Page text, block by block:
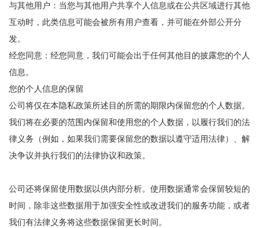
与其他用户：当您与其他用户共享个人信息或在公共区域进行其他
互动时，此类信息可能会被所有用户查看，并可能在外部公开分
发。
经您同意：经您同意，我们可能会出于任何其他目的披露您的个人
信息。
您的个人信息的保留
公司将仅在本隐私政策所述目的所需的期限内保留您的个人数据。
我们将在必要的范围内保留和使用您的个人数据，以履行我们的法
律义务（例如，如果我们需要保留您的数据以遵守适用法律）、解
决争议并执行我们的法律协议和政策。
公司还将保留使用数据以供内部分析。使用数据通常会保留较短的
时间，除非这些数据用于加强安全性或改进我们的服务功能，或者
我们有法律义务将这些数据保留更长时间。